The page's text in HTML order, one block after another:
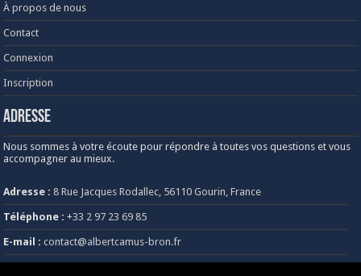
À propos de nous
Contact
Connexion
Inscription
Adresse
Nous sommes à votre écoute pour répondre à toutes vos questions et vous
accompagner au mieux.
Adresse : 8 Rue Jacques Rodallec, 56110 Gourin, France
Téléphone : +33 2 97 23 69 85
E-mail : contact@albertcamus-bron.fr
Heures d’ouverture :Lundi au vendredi, de 8h30 à 18h30